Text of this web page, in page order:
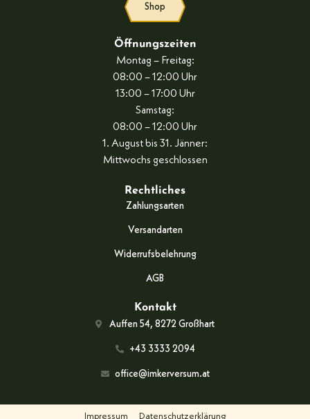
Shop
Öffnungszeiten
Montag – Freitag:
08:00 – 12:00 Uhr
13:00 – 17:00 Uhr
Samstag:
08:00 – 12:00 Uhr
1. August bis 31. Jänner:
Mittwochs geschlossen
Rechtliches
Zahlungsarten
Versandarten
Widerrufsbelehrung
AGB
Kontakt
Auffen 54, 8272 Großhart
+43 3333 2094
office@imkerversum.at
Impressum Datenschutzerklärung